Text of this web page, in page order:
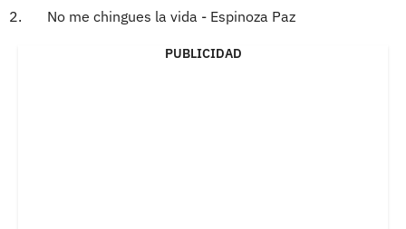
2. No me chingues la vida - Espinoza Paz
PUBLICIDAD